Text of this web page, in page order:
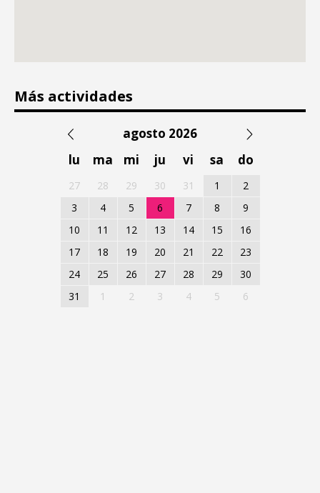
Más actividades
agosto 2026
lu
ma mi ju vi sa do
27 28 29 30 31 1
2
3
4 5 6 7 8
9
10
11 12 13 14 15
16
17
18 19 20 21 22
23
24
25 26 27 28 29
30
31
1 2 3 4 5 6